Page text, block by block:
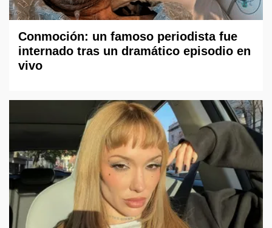
Conmoción: un famoso periodista fue
internado tras un dramático episodio en
vivo